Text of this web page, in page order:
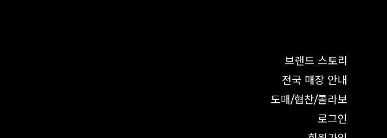
브랜드 스토리
전국 매장 안내
도매/협찬/콜라보
로그인